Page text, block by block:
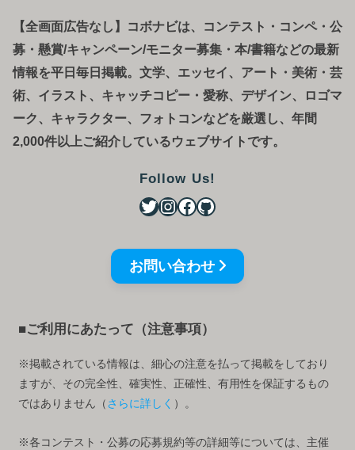
【全画面広告なし】コボナビは、コンテスト・コンペ・ 公
募 ・ 懸賞/キャンペーン/モニター募集・本/書籍などの最新
情報を平日毎日掲載。文学、エッセイ、アート・美術・芸
術、イラスト、キャッチコピー・愛称、デザイン、ロゴマ
ーク、キャラクター、フォトコンなどを厳選し、年間
2,000件以上ご紹介しているウェブサイトです。
Follow Us!
お問い合わせ
■ご利用にあたって（注意事項）
※掲載されている情報は、細心の注意を払って掲載をしており
ますが、その完全性、確実性、正確性、有用性を保証するもの
ではありません（ さらに詳しく ）。
※各コンテスト・公募の応募規約等の詳細等については、主催